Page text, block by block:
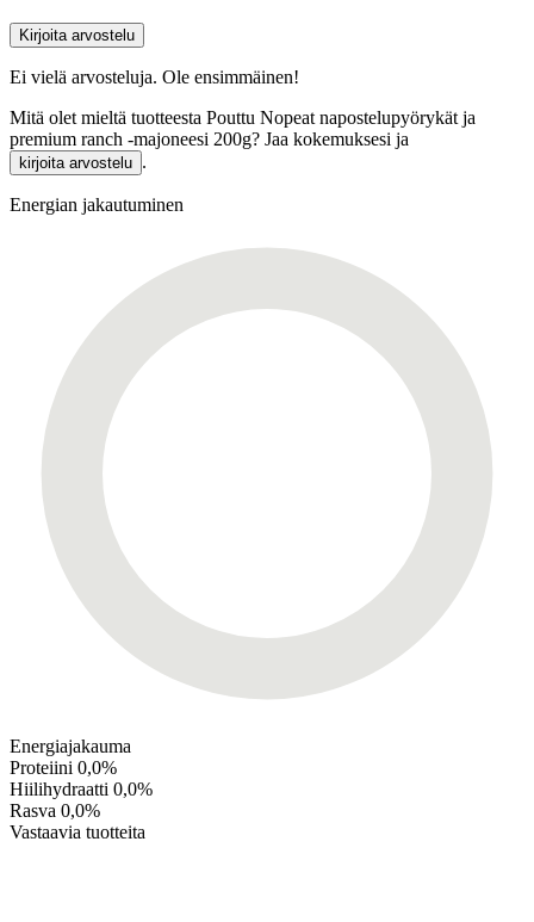
Kirjoita arvostelu
Ei vielä arvosteluja. Ole ensimmäinen!
Mitä olet mieltä tuotteesta Pouttu Nopeat napostelupyörykät ja
premium ranch -majoneesi 200g? Jaa kokemuksesi ja
kirjoita arvostelu .
Energian jakautuminen
Energiajakauma
Proteiini 0,0%
Hiilihydraatti 0,0%
Rasva 0,0%
Vastaavia tuotteita